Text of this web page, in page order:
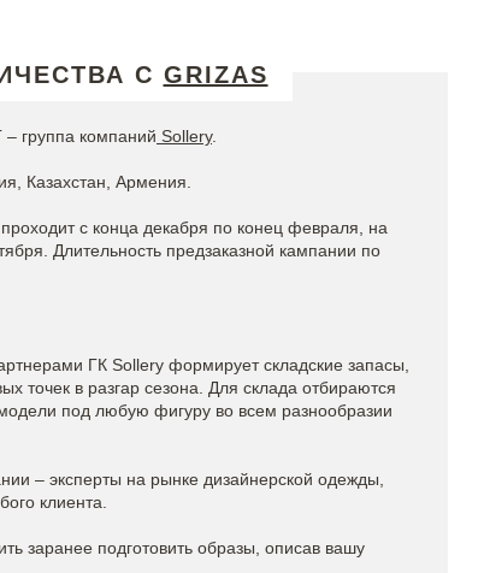
С GRIZAS
группа компаний Sollery.
Казахстан, Армения.
с конца декабря по конец февраля, на
Длительность предзаказной кампании по
ГК Sollery формирует складские запасы,
точек в разгар сезона. Для склада отбираются
под любую фигуру во всем разнообразии
– эксперты на рынке дизайнерской одежды,
клиента.
заранее подготовить образы, описав вашу